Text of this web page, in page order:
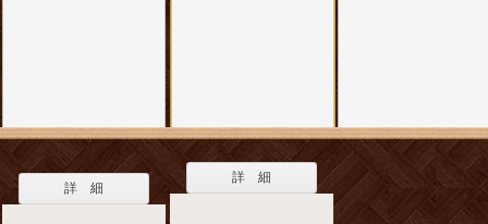
詳 細
詳 細